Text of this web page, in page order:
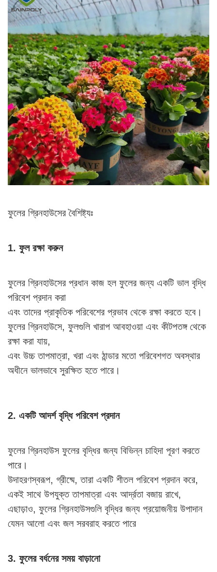
ফুলের গ্রিনহাউসের বৈশিষ্ট্যঃ
1. ফুল রক্ষা করুন
ফুলের গ্রিনহাউসের প্রধান কাজ হল ফুলের জন্য একটি ভাল বৃদ্ধি
পরিবেশ প্রদান করা
এবং তাদের প্রাকৃতিক পরিবেশের প্রভাব থেকে রক্ষা করতে হবে।
ফুলের গ্রিনহাউসে, ফুলগুলি খারাপ আবহাওয়া এবং কীটপতঙ্গ থেকে
রক্ষা করা যায়,
এবং উচ্চ তাপমাত্রা, খরা এবং ঠান্ডার মতো পরিবেশগত অবস্থার
অধীনে ভালভাবে সুরক্ষিত হতে পারে।
2. একটি আদর্শ বৃদ্ধি পরিবেশ প্রদান
ফুলের গ্রিনহাউস ফুলের বৃদ্ধির জন্য বিভিন্ন চাহিদা পূরণ করতে
পারে।
উদাহরণস্বরূপ, গ্রীষ্মে, তারা একটি শীতল পরিবেশ প্রদান করে,
একই সাথে উপযুক্ত তাপমাত্রা এবং আর্দ্রতা বজায় রাখে,
এছাড়াও, ফুলের গ্রিনহাউসগুলি বৃদ্ধির জন্য প্রয়োজনীয় উপাদান
যেমন আলো এবং জল সরবরাহ করতে পারে
3. ফুলের বর্ধনের সময় বাড়ানো